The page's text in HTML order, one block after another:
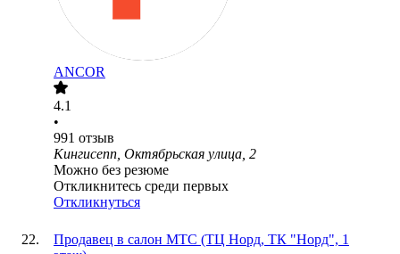
ANCOR
4.1
•
991 отзыв
Кингисепп, Октябрьская улица, 2
Можно без резюме
Откликнитесь среди первых
Откликнуться
Продавец в салон МТС (ТЦ Норд, ТК "Норд", 1